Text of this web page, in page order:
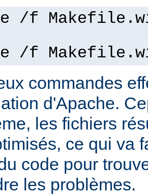
/f
/f
commandes
d'Apache.
les fichiers
ce qui va
code pour
les problèmes.